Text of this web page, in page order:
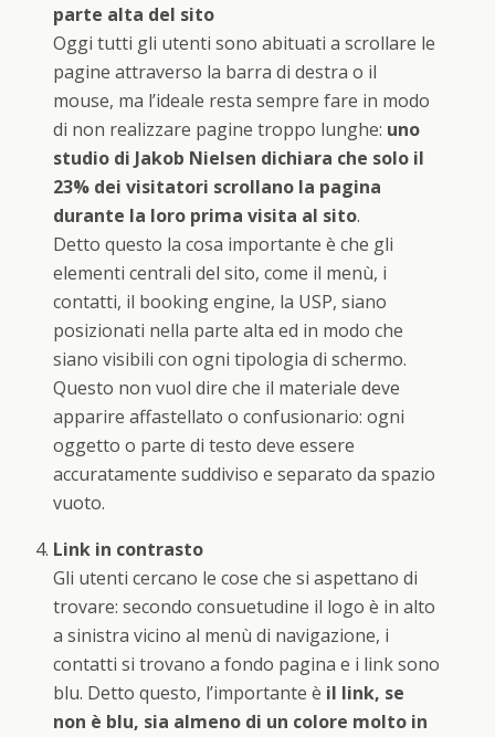
parte alta del sito
Oggi tutti gli utenti sono abituati a scrollare le
pagine attraverso la barra di destra o il
mouse, ma l’ideale resta sempre fare in modo
di non realizzare pagine troppo lunghe: uno
studio di Jakob Nielsen dichiara che solo il
23% dei visitatori scrollano la pagina
durante la loro prima visita al sito.
Detto questo la cosa importante è che gli
elementi centrali del sito, come il menù, i
contatti, il booking engine, la USP, siano
posizionati nella parte alta ed in modo che
siano visibili con ogni tipologia di schermo.
Questo non vuol dire che il materiale deve
apparire affastellato o confusionario: ogni
oggetto o parte di testo deve essere
accuratamente suddiviso e separato da spazio
vuoto.
Link in contrasto
Gli utenti cercano le cose che si aspettano di
trovare: secondo consuetudine il logo è in alto
a sinistra vicino al menù di navigazione, i
contatti si trovano a fondo pagina e i link sono
blu. Detto questo, l’importante è il link, se
non è blu, sia almeno di un colore molto in